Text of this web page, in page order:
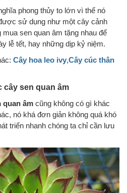
phong thủy to lớn vì thế nó
sử dụng như một cây cảnh
sen quan âm tặng nhau để
lễ tết, hay những dịp kỷ niệm.
Cây hoa leo ivy,Cây cúc thân
cây sen quan âm
quan âm cũng không có gì khác
nó khá đơn giản không quá khó
triển nhanh chóng ta chỉ cần lưu